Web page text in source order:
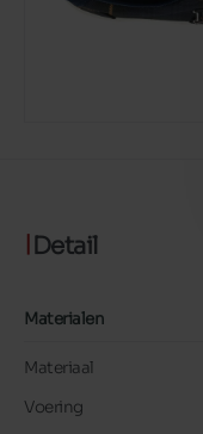
Detail
Materialen
Materiaal
Voering